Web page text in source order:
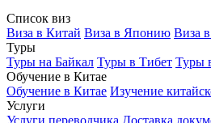
Список виз
Виза в Китай Виза в Японию Виза
Туры
Туры на Байкал Туры в Тибет Туры
Обучение в Китае
Обучение в Китае Изучение
Услуги
Услуги переводчика Доставка